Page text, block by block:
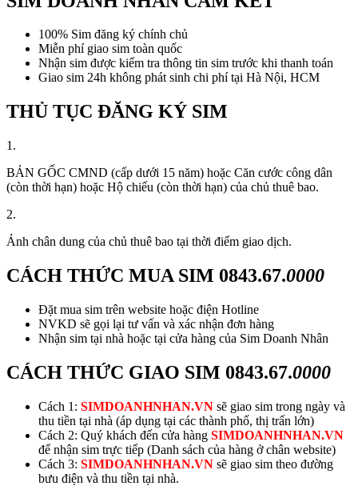
100% Sim đăng ký chính chủ
Miễn phí giao sim toàn quốc
Nhận sim được kiểm tra thông tin sim trước khi thanh toán
Giao sim 24h không phát sinh chi phí tại Hà Nội, HCM
THỦ TỤC ĐĂNG KÝ SIM
1.
BẢN GỐC CMND (cấp dưới 15 năm) hoặc Căn cước công dân
(còn thời hạn) hoặc Hộ chiếu (còn thời hạn) của chủ thuê bao.
2.
Ảnh chân dung của chủ thuê bao tại thời điểm giao dịch.
CÁCH THỨC MUA SIM 0843.67.0000
Đặt mua sim trên website hoặc điện Hotline
NVKD sẽ gọi lại tư vấn và xác nhận đơn hàng
Nhận sim tại nhà hoặc tại cửa hàng của Sim Doanh Nhân
CÁCH THỨC GIAO SIM 0843.67.0000
Cách 1: SIMDOANHNHAN.VN sẽ giao sim trong ngày và
thu tiền tại nhà (áp dụng tại các thành phố, thị trấn lớn)
Cách 2: Quý khách đến cửa hàng SIMDOANHNHAN.VN
để nhận sim trực tiếp (Danh sách của hàng ở chân website)
Cách 3: SIMDOANHNHAN.VN sẽ giao sim theo đường
bưu điện và thu tiền tại nhà.